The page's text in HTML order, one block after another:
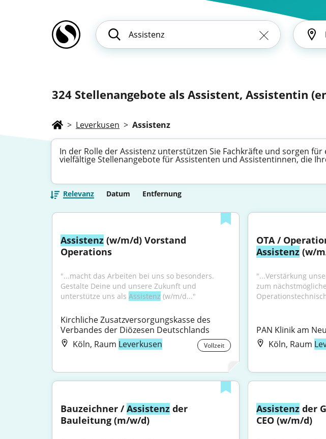
324 Stellenangebote als Assistent, Assistentin
> Leverkusen > Assistenz
In der Rolle der Assistenz unterstützen Sie Fachkräfte und sorgen
vielfältige Stellenangebote für Assistenten und Assistentinnen, die
Relevanz Datum Entfernung
Assistenz (w/m/d) Vorstand
Operations
"...macht das Arbeiten bei uns so besonders.
Gestalte Deine und unsere Zukunft und
unterstütze uns als Assistenz (w/m/d..."
Kirchliche Zusatzversorgungskasse des
Verbandes der Diözesen Deutschlands
Köln, Raum Leverkusen Vollzeit
Assistenz (w/
"...Verstärkung
zum
PAN Klinik am
Köln, Raum
Bauzeichner / Assistenz der
Bauleitung (m/w/d)
Assistenz der
CEO (w/m/d)